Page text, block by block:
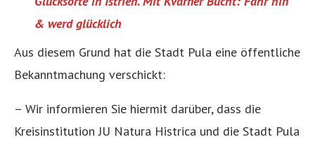
& werd glücklich
Aus diesem Grund hat die Stadt Pula eine öffentliche
Bekanntmachung verschickt:
– Wir informieren Sie hiermit darüber, dass die
Kreisinstitution JU Natura Histrica und die Stadt Pula